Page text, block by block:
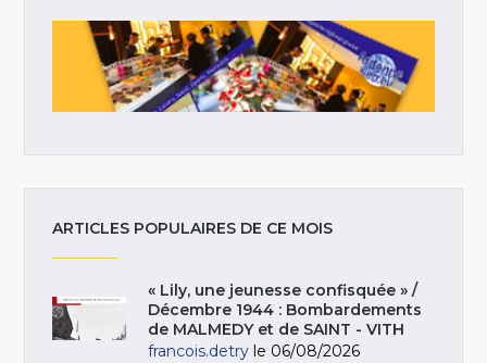
ARTICLES POPULAIRES DE CE MOIS
« Lily, une jeunesse confisquée » /
Décembre 1944 : Bombardements
de MALMEDY et de SAINT - VITH
francois.detry le 06/08/2026